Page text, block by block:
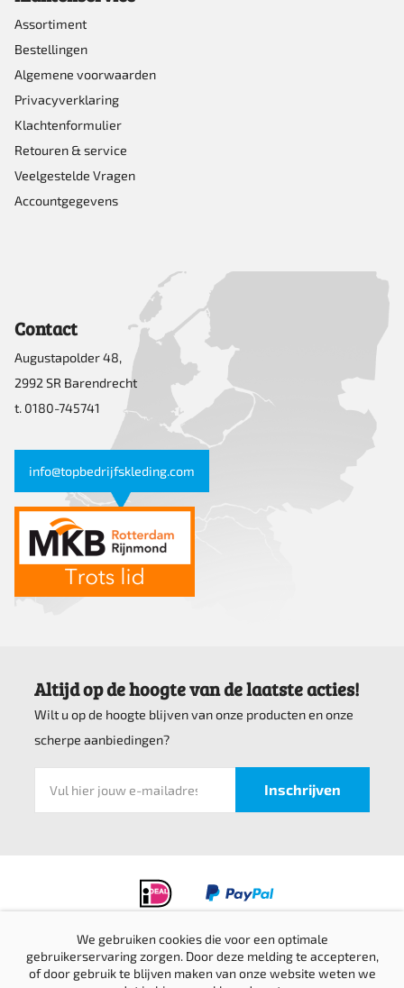
Assortiment
Bestellingen
Algemene voorwaarden
Privacyverklaring
Klachtenformulier
Retouren & service
Veelgestelde Vragen
Accountgegevens
Contact
Augustapolder 48,
2992 SR Barendrecht
t. 0180-745741
info@topbedrijfskleding.com
Altijd op de hoogte van de laatste acties!
Wilt u op de hoogte blijven van onze producten en onze
scherpe aanbiedingen?
Privacyverklaring
Verzending & retournering
We gebruiken cookies die voor een optimale
gebruikerservaring zorgen. Door deze melding te accepteren,
of door gebruik te blijven maken van onze website weten we